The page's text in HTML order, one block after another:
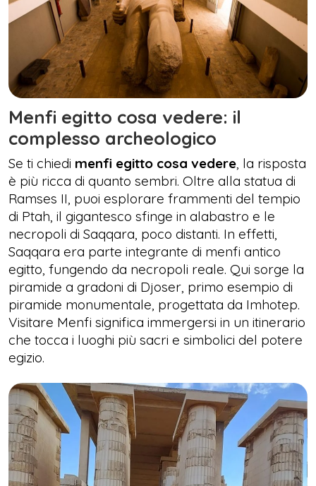
Menfi egitto cosa vedere: il
complesso archeologico
Se ti chiedi menfi egitto cosa vedere, la risposta
è più ricca di quanto sembri. Oltre alla statua di
Ramses II, puoi esplorare frammenti del tempio
di Ptah, il gigantesco sfinge in alabastro e le
necropoli di Saqqara, poco distanti. In effetti,
Saqqara era parte integrante di menfi antico
egitto, fungendo da necropoli reale. Qui sorge la
piramide a gradoni di Djoser, primo esempio di
piramide monumentale, progettata da Imhotep.
Visitare Menfi significa immergersi in un itinerario
che tocca i luoghi più sacri e simbolici del potere
egizio.